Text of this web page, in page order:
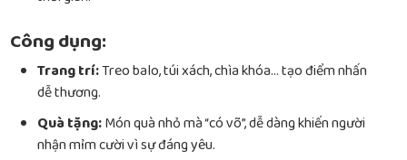
Công dụng:
Trang trí:Treo balo, túi xách, chìa khóa… tạo điểm nhấn
dễ thương.
Quà tặng:Món quà nhỏ mà “có võ”, dễ dàng khiến người
nhận mỉm cười vì sự đáng yêu.